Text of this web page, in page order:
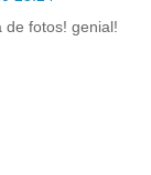
de fotos! genial!